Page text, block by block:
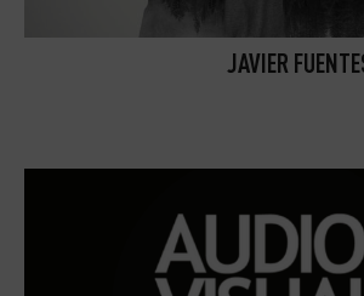
JAVIER